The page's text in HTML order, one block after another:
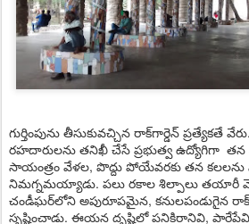
గుర్తింపును తీసుకువ‌చ్చిన రాక్‌గార్డెన్ ప్రత్యేకతే
ర‌హ‌దారులను త‌నిఖీ చేసే ప్ర‌భుత్వ ఉద్యోగిగా త‌న
సాయంత్రం వేళ‌ల‌, పొద్దు పోయేవ‌ర‌కు త‌న
నిమ‌గ్న‌మ‌య్యాడు. ప‌లు ర‌కాల శిల్పాలు త‌యారీ
చండీఘ‌ర్‌లోని అపురూప‌మైన‌, క‌నుల‌పండుగైన‌
సృష్టించాడు. ఈయ‌న దృష్టిలో ప‌నికిరానివి, పారేపేవి